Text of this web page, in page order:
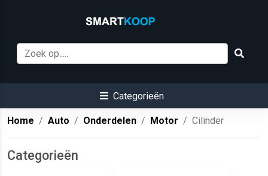
Categorieën
Home Auto Onderdelen Motor Cilinder
Categorieën